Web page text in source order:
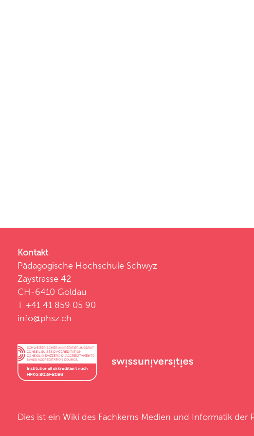
Kontakt
Pädagogische Hochschule Schwyz
Zaystrasse 42
CH-6410 Goldau
T +41 41 859 05 90
info@phsz.ch
Dies ist ein Wiki des Fachkerns Medien und Informatik der